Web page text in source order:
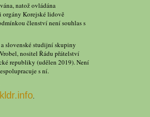
natož ovládána
Korejské lidově
členství není souhlas s
slovenské studijní skupiny
nositel Řádu přátelství
republiky (udělen 2019). Není
s ní.
.